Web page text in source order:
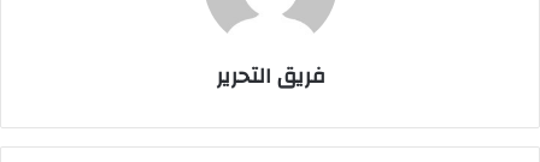
فريق التحرير